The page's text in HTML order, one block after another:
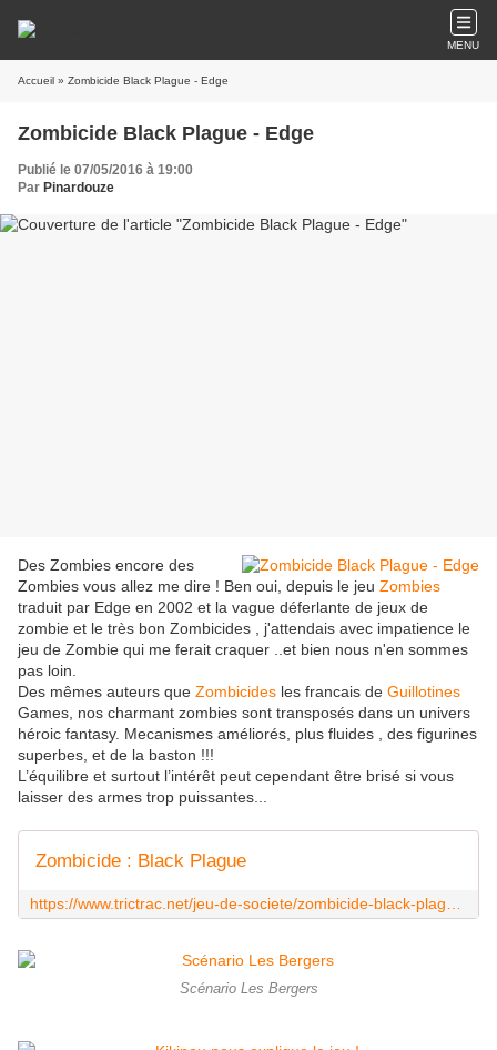
MENU
Accueil » Zombicide Black Plague - Edge
Zombicide Black Plague - Edge
Publié le 07/05/2016 à 19:00
Par Pinardouze
Des Zombies encore des
Zombies vous allez me dire ! Ben oui, depuis le jeu Zombies
traduit par Edge en 2002 et la vague déferlante de jeux de
zombie et le très bon Zombicides , j'attendais avec impatience le
jeu de Zombie qui me ferait craquer ..et bien nous n'en sommes
pas loin.
Des mêmes auteurs que Zombicides les francais de Guillotines
Games, nos charmant zombies sont transposés dans un univers
héroic fantasy. Mecanismes améliorés, plus fluides , des figurines
superbes, et de la baston !!!
L’équilibre et surtout l’intérêt peut cependant être brisé si vous
laisser des armes trop puissantes...
Zombicide : Black Plague
Scénario Les Bergers